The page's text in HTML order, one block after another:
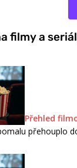
filmy a
Přehled
přehouplo